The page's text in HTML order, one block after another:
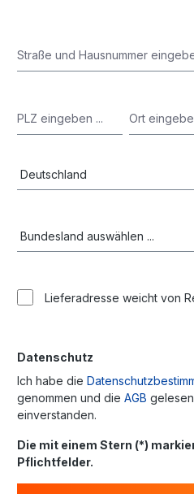
Lieferadresse weicht von
Datenschutz
Ich habe die
genommen und die AGB
einverstanden.
Die mit einem Stern (*)
Pflichtfelder.